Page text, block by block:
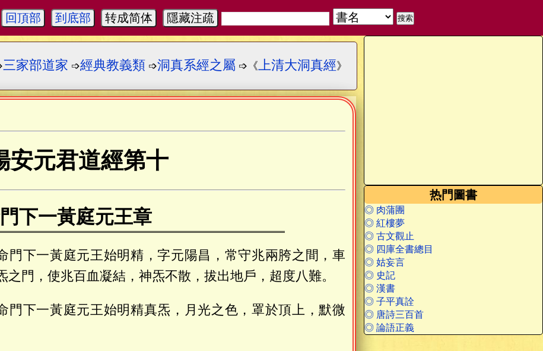
回頂部 到底部 转成简体 隱藏注疏
热門圖書
◎ 肉蒲團
◎ 紅樓夢
◎ 古文觀止
◎ 四庫全書總目
◎ 姑妄言
◎ 史記
◎ 漢書
◎ 子平真詮
◎ 唐詩三百首
◎ 論語正義
三家部道家 ➩經典教義類 ➩洞真系經之屬 ➩《上清大洞真經》
安元君道經第十
下一黃庭元王章
門下一黃庭元王始明精，字元陽昌，常守兆兩胯之間，車
之門，使兆百血凝結，神炁不散，拔出地戶，超度八難。
門下一黃庭元王始明精真炁，月光之色，罩於頂上，默微